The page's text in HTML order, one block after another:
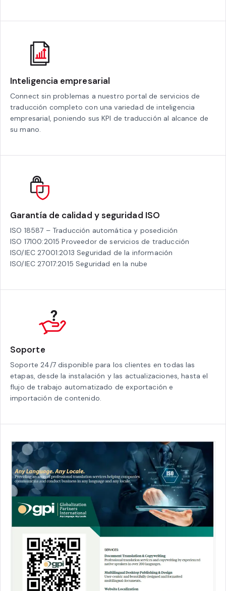
Inteligencia empresarial
Connect sin problemas a nuestro portal de servicios de
traducción completo con una variedad de inteligencia
empresarial, poniendo sus KPI de traducción al alcance de
su mano.
Garantía de calidad y seguridad ISO
ISO 18587 – Traducción automática y posedición
ISO 17100:2015 Proveedor de servicios de traducción
ISO/IEC 27001:2013 Seguridad de la información
ISO/IEC 27017:2015 Seguridad en la nube
Soporte
Soporte 24/7 disponible para los clientes en todas las
etapas, desde la instalación y las actualizaciones, hasta el
flujo de trabajo automatizado de exportación e
importación de contenido.